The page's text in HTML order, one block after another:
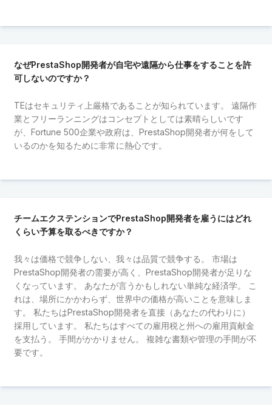
なぜPrestaShop開発者が自宅や遠隔から仕事をすることを許
可しないのですか？
TEはセキュリティ上厳格であることが知られています。 遠隔作
業とフリーランニングはコンセプトとしては素晴らしいです
が、Fortune 500企業や政府は、PrestaShop開発者が何をして
いるのかを知るために非常に熱心です。
チームエクステンションでPrestaShop開発者を雇うにはどれ
くらい予算を取るべきですか？
我々は価格で競争しない、我々は品質で競争する。 市場は
PrestaShop開発者の需要が高く、PrestaShop開発者が足りな
くなっています。 あなたが言うかもしれない単純な経済学。 こ
れは、場所にかかわらず、世界中の価格が高いことを意味しま
す。 私たちはPrestaShop開発者を直接（あなたの代わりに）
採用しています。 私たちはすべての雇用税と州への雇用貢献金
を支払う。 手間がかかりません。 複雑な書類や管理の手間が不
要です。